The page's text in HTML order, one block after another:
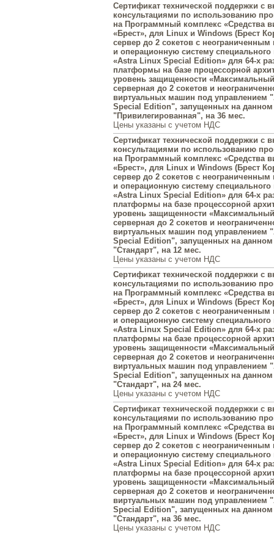
Сертификат технической поддержки с
консультациями по использованию
на Программный комплекс «Средства
«Брест», для Linux и Windows (Брест
сервер до 2 сокетов с
и операционную систему специального
«Astra Linux Special Edition» для 64-х
платформы на базе процессорной
уровень защищенности
серверная до 2 сокетов и
виртуальных машин под управлением
Special Edition", запущенных на данном
"Привилегированная", на 36 мес.
Цены указаны с учетом НДС
Сертификат технической поддержки с
консультациями по использованию
на Программный комплекс «Средства
«Брест», для Linux и Windows (Брест
сервер до 2 сокетов с
и операционную систему специального
«Astra Linux Special Edition» для 64-х
платформы на базе процессорной
уровень защищенности
серверная до 2 сокетов и
виртуальных машин под управлением
Special Edition", запущенных на данном
"Стандарт", на 12 мес.
Цены указаны с учетом НДС
Сертификат технической поддержки с
консультациями по использованию
на Программный комплекс «Средства
«Брест», для Linux и Windows (Брест
сервер до 2 сокетов с
и операционную систему специального
«Astra Linux Special Edition» для 64-х
платформы на базе процессорной
уровень защищенности
серверная до 2 сокетов и
виртуальных машин под управлением
Special Edition", запущенных на данном
"Стандарт", на 24 мес.
Цены указаны с учетом НДС
Сертификат технической поддержки с
консультациями по использованию
на Программный комплекс «Средства
«Брест», для Linux и Windows (Брест
сервер до 2 сокетов с
и операционную систему специального
«Astra Linux Special Edition» для 64-х
платформы на базе процессорной
уровень защищенности
серверная до 2 сокетов и
виртуальных машин под управлением
Special Edition", запущенных на данном
"Стандарт", на 36 мес.
Цены указаны с учетом НДС